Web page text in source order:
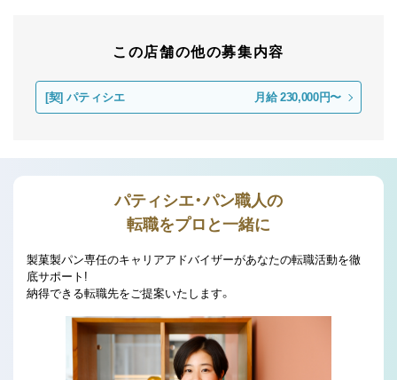
この店舗の他の募集内容
[契] パティシエ 月給 230,000円〜
パティシエ・パン職人の
転職をプロと一緒に
製菓製パン専任のキャリアアドバイザーがあなたの転職活動を徹
底サポート!
納得できる転職先をご提案いたします。